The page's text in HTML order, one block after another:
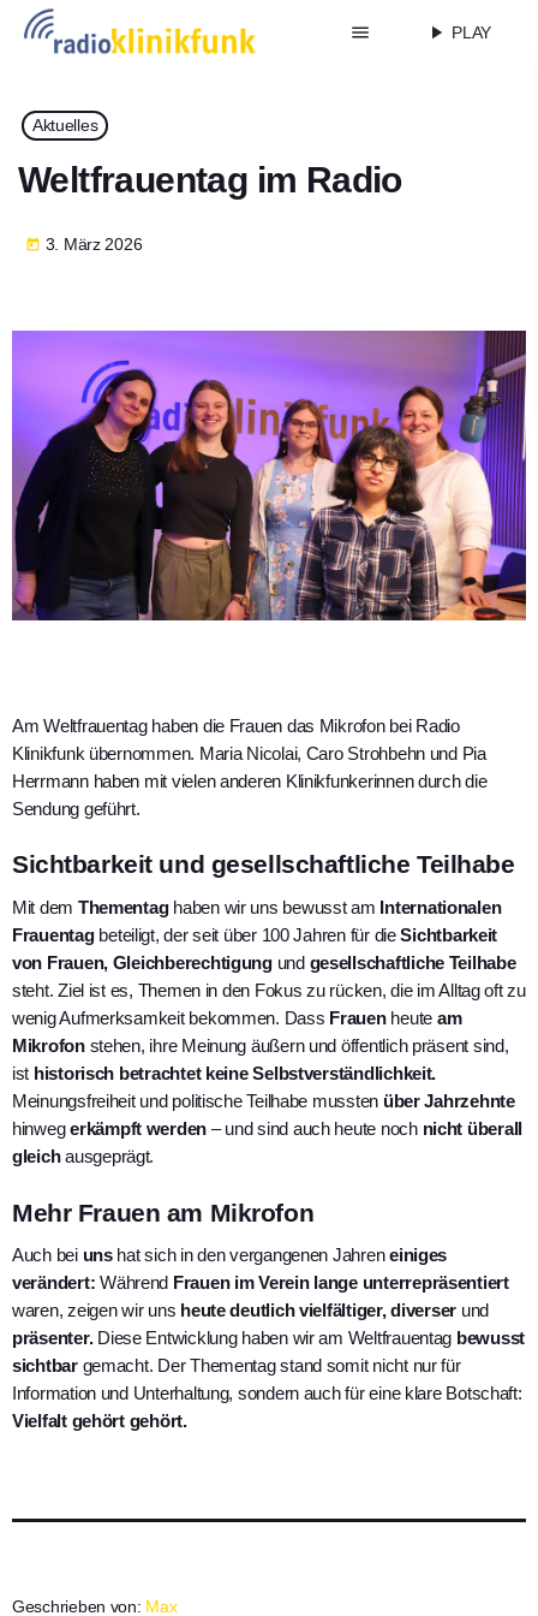
menu play_arrow PLAY
Aktuelles
Weltfrauentag im Radio
today 3. März 2026
Am Weltfrauentag haben die Frauen das Mikrofon bei Radio
Klinikfunk übernommen. Maria Nicolai, Caro Strohbehn und Pia
Herrmann haben mit vielen anderen Klinikfunkerinnen durch die
Sendung geführt.
Sichtbarkeit und gesellschaftliche Teilhabe
Mit dem Thementaghaben wir uns bewusst am Internationalen
Frauentag beteiligt, der seit über 100 Jahren für dieSichtbarkeit
von Frauen, Gleichberechtigungund gesellschaftliche Teilhabe
steht. Ziel ist es, Themen in den Fokus zu rücken, die im Alltag oft zu
wenig Aufmerksamkeit bekommen. Dass Frauenheute am
Mikrofonstehen, ihre Meinung äußern und öffentlich präsent sind,
ist historisch betrachtet keine Selbstverständlichkeit.
Meinungsfreiheit und politische Teilhabe mussten über Jahrzehnte
hinwegerkämpft werden – und sind auch heute noch nicht überall
gleichausgeprägt.
Mehr Frauen am Mikrofon
Auch beiunshat sich in den vergangenen Jahreneiniges
verändert: Während Frauen im Verein lange unterrepräsentiert
waren, zeigen wir uns heute deutlich vielfältiger, diverser und
präsenter.Diese Entwicklung haben wir am Weltfrauentag bewusst
sichtbargemacht. Der Thementag stand somit nicht nur für
Information und Unterhaltung, sondern auch für eine klare Botschaft:
Vielfalt gehört gehört.
Geschrieben von: Max